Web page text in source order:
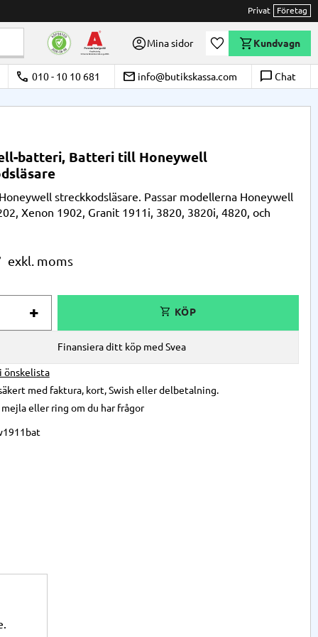
Privat Företag
Mina sidor Önskelista
Kundvagn
call 010 - 10 10 681 email info@butikskassa.com chat_bubble_outline Chat
batteri, Batteri till Honeywell
streckkodsläsare. Passar modellerna Honeywell
Xenon 1902, Granit 1911i, 3820, 3820i, 4820, och
+
önskelista
med faktura, kort, Swish eller delbetalning.
mejlaellerring om du har frågor
Finansiera ditt köp med Svea